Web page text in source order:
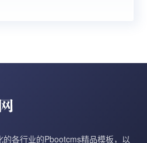
各行业的Pbootcms精品模板，以